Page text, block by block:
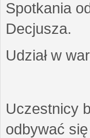
Spotkania
Decjusza.
Udział w
Uczestnicy
odbywać